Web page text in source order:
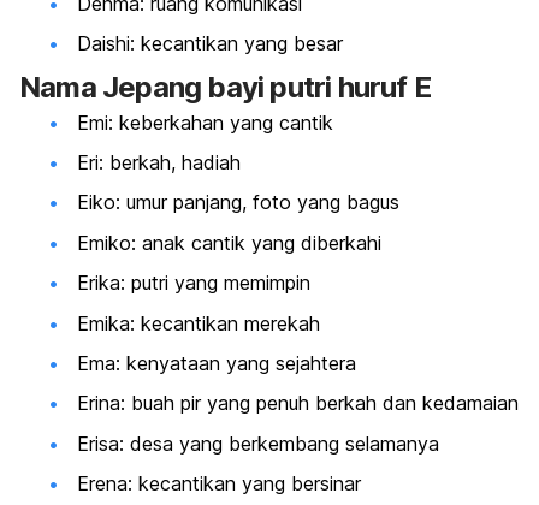
Daishi: kecantikan yang besar
Nama Jepang bayi putri huruf E
Emi: keberkahan yang cantik
Eri: berkah, hadiah
Eiko: umur panjang, foto yang bagus
Emiko: anak cantik yang diberkahi
Erika: putri yang memimpin
Emika: kecantikan merekah
Ema: kenyataan yang sejahtera
Erina: buah pir yang penuh berkah dan kedamaian
Erisa: desa yang berkembang selamanya
Erena: kecantikan yang bersinar